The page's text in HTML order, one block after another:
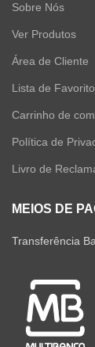
Sobre Nós
Ver Produtos
Área de Cliente
Lista de
Carrinho de
Política de
Livro de
MEIOS DE
Transferência